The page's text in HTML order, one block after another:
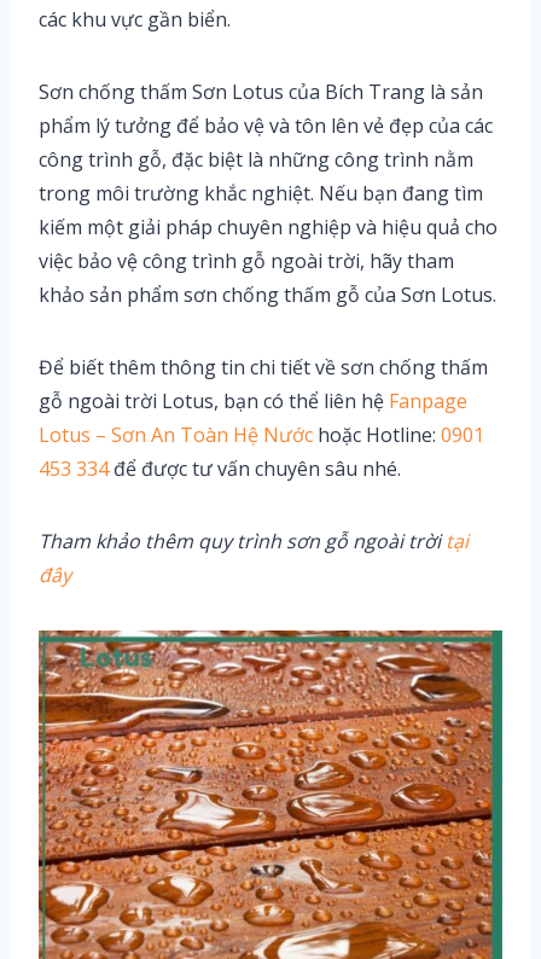
các khu vực gần biển.
Sơn chống thấm Sơn Lotus của Bích Trang là sản
phẩm lý tưởng để bảo vệ và tôn lên vẻ đẹp của các
công trình gỗ, đặc biệt là những công trình nằm
trong môi trường khắc nghiệt. Nếu bạn đang tìm
kiếm một giải pháp chuyên nghiệp và hiệu quả cho
việc bảo vệ công trình gỗ ngoài trời, hãy tham
khảo sản phẩm sơn chống thấm gỗ của Sơn Lotus.
Để biết thêm thông tin chi tiết về sơn chống thấm
gỗ ngoài trời Lotus, bạn có thể liên hệ Fanpage
Lotus – Sơn An Toàn Hệ Nước hoặc Hotline: 0901
453 334để được tư vấn chuyên sâu nhé.
Tham khảo thêm quy trình sơn gỗ ngoài trờitại
đây